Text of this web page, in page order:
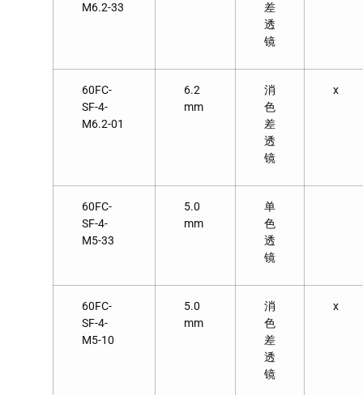
M6.2-33
差
透
镜
60FC-
SF-4-
M6.2-01
6.2
mm
消
色
差
透
镜
x
60FC-
SF-4-
M5-33
5.0
mm
单
色
透
镜
60FC-
SF-4-
M5-10
5.0
mm
消
色
差
透
镜
x